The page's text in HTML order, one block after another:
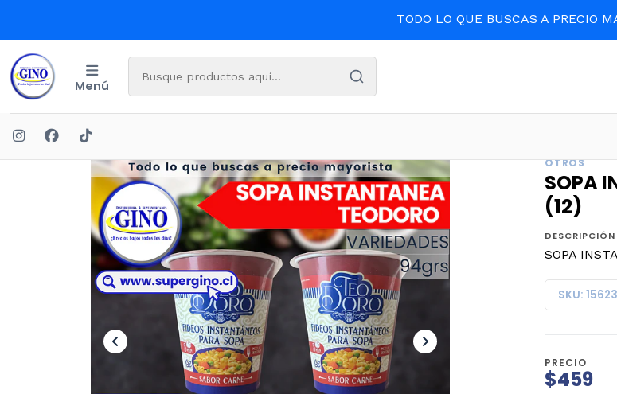
TODO LO QUE BUSCAS A PRECIO
Menú
OTROS
SOPA
(12)
DESCRIPCIÓN
SOPA
SKU: 15623
PRECIO
$459